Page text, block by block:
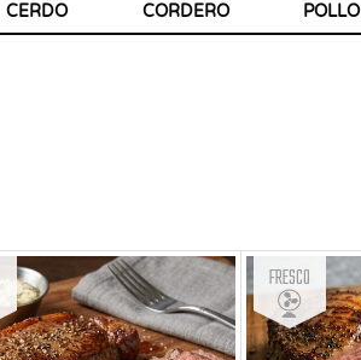
CERDO CORDERO POLLO
Fresco